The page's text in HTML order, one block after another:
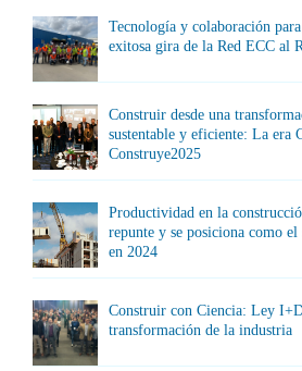
Tecnología y colaboración
exitosa gira de la Red ECC al
Construir desde una
sustentable y eficiente: La era
Construye2025
Productividad en la
repunte y se posiciona como
en 2024
Construir con Ciencia: Ley
transformación de la industria